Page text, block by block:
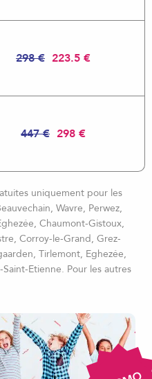
298 € 223.5 €
447 € 298 €
uniquement pour les
Wavre, Perwez,
Chaumont-Gistoux,
Corroy-le-Grand, Grez-
Tirlemont, Eghezée,
Etienne. Pour les autres